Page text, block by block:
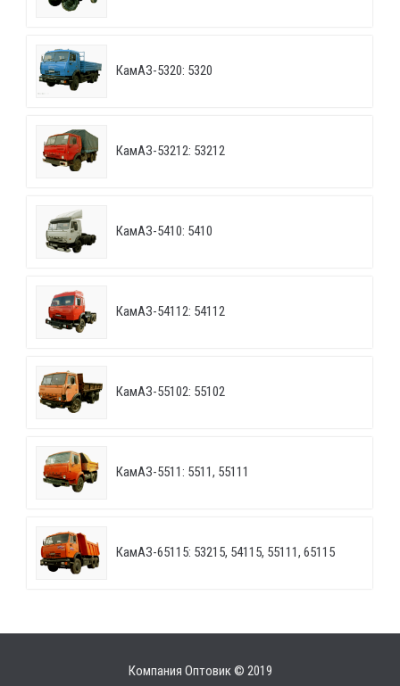
КамАЗ-5320: 5320
КамАЗ-53212: 53212
КамАЗ-5410: 5410
КамАЗ-54112: 54112
КамАЗ-55102: 55102
КамАЗ-5511: 5511, 55111
КамАЗ-65115: 53215, 54115, 55111, 65115
Компания Оптовик © 2019